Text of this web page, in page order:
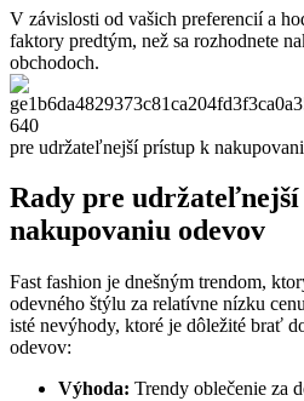
V závislosti od vašich preferencií a
faktory predtým, než sa rozhodnete
obchodoch.
pre udržateľnejší prístup k
Rady pre
nakupovaniu odevov
Fast fashion je dnešným trendom,
odevného štýlu za relatívne nízku
isté nevýhody, ktoré je dôležité brať
odevov:
Výhoda: Trendy oblečenie za